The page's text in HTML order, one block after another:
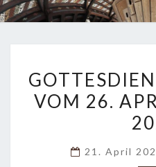
VOM 26.
21. April